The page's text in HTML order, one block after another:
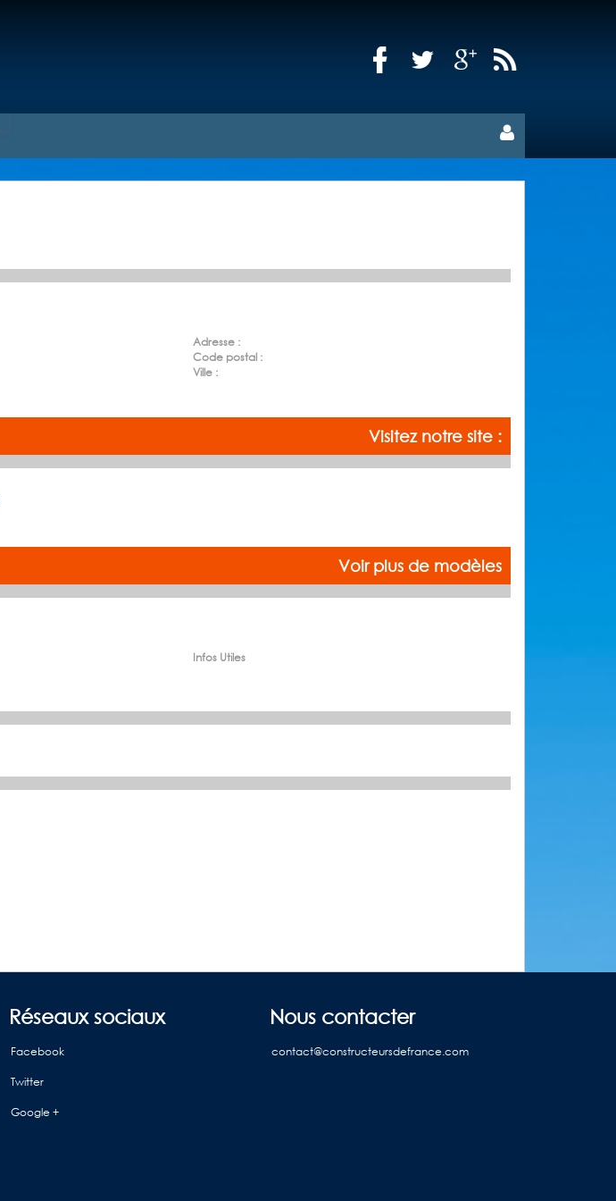
Adresse :
Code postal :
Ville :
Visitez notre site :
Voir plus de modèles
Infos Utiles
Réseaux sociaux
Facebook
Twitter
Google +
Nous contacter
contact@constructeursdefrance.com